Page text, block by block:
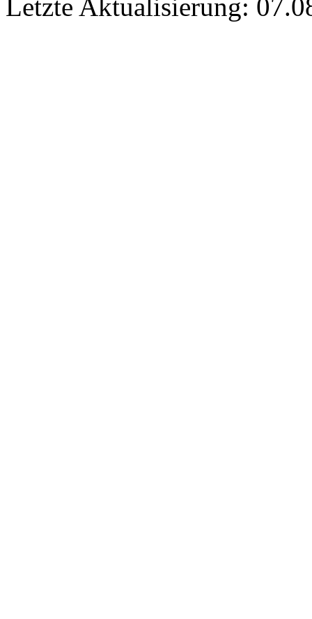
Letzte Aktualisierung: